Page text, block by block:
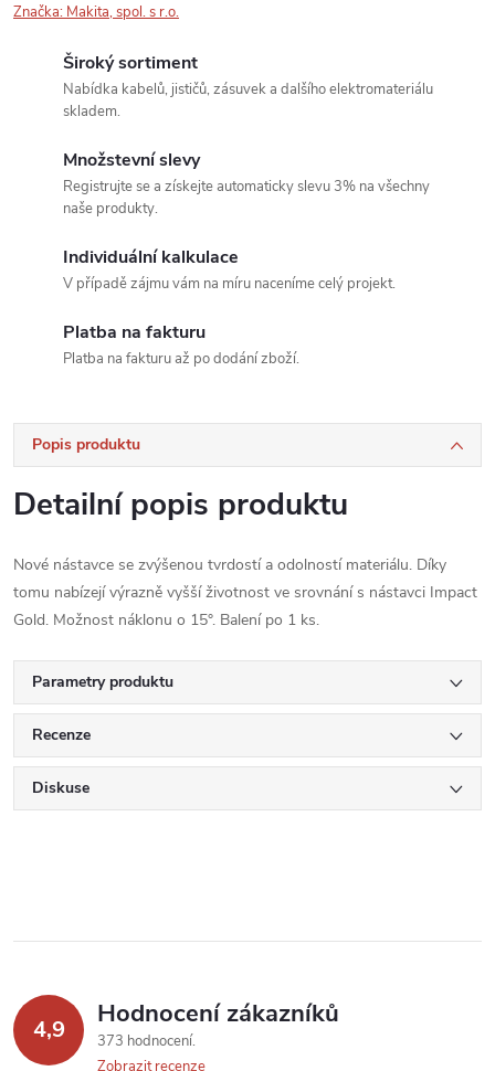
Značka: Makita, spol. s r.o.
Široký sortiment
Nabídka kabelů, jističů, zásuvek a dalšího elektromateriálu
skladem.
Množstevní slevy
Registrujte se a získejte automaticky slevu 3% na všechny
naše produkty.
Individuální kalkulace
V případě zájmu vám na míru naceníme celý projekt.
Platba na fakturu
Platba na fakturu až po dodání zboží.
Popis produktu
Detailní popis produktu
Nové nástavce se zvýšenou tvrdostí a odolností materiálu. Díky
tomu nabízejí výrazně vyšší životnost ve srovnání s nástavci Impact
Gold. Možnost náklonu o 15°. Balení po 1 ks.
Parametry produktu
Recenze
Diskuse
4,9 Hodnocení zákazníků
373 hodnocení
Zobrazit recenze